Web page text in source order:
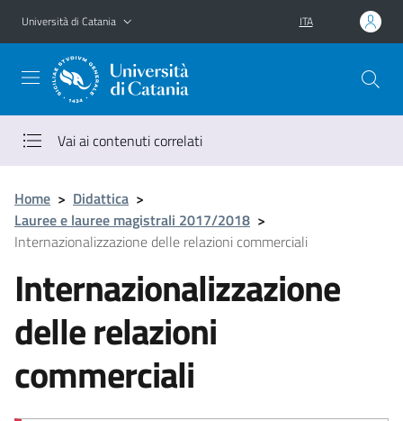
Vai al contenuto principale
Vai al menu di navigazione
Università di Catania ITA
Vai ai contenuti correlati
Home > Didattica >
Lauree e lauree magistrali 2017/2018 >
Internazionalizzazione delle relazioni commerciali
Internazionalizzazione
delle relazioni
commerciali